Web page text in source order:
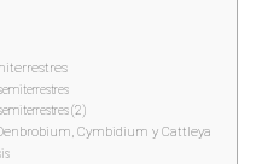
(2)
Cymbidium y Cattleya